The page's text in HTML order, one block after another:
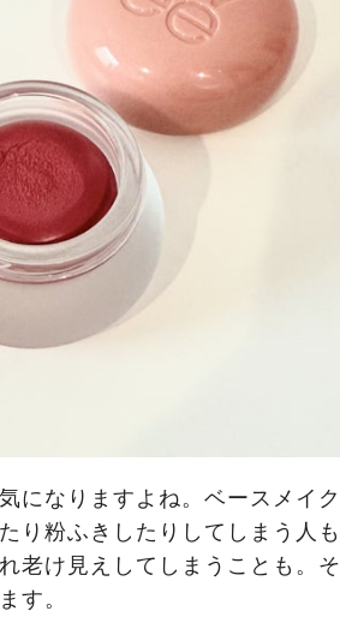
になりますよね。ベースメイク
り粉ふきしたりしてしまう人も
老け見えしてしまうことも。そ
す。